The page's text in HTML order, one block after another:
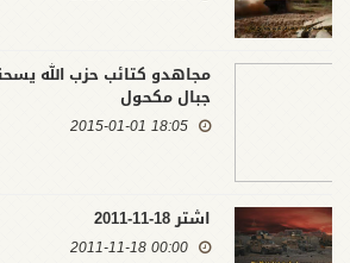
مجاهدو كتائب حزب الله
جبال مكحول
18:05 2015-01-01
اشتر 18-11-2011
00:00 2011-11-18